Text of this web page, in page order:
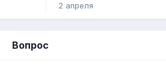
2 апреля
Вопрос